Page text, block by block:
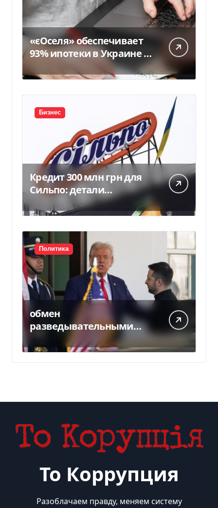
«єОселя» обеспечивает
93% ипотеки в Украине –
банкиры
Бизнес
Кредит 300 млн грн для
Сильпо: детали
соглашения с
Ощадбанком
Политика
обмен
разведывательными
данными между
Украиной и США
значительно вырос, —
То Коррупция
Разоблачаем правду, меняем систему